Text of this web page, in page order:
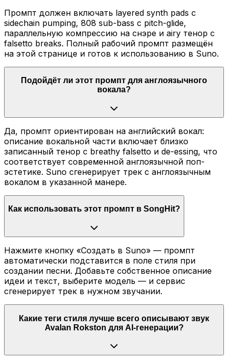
Промпт должен включать layered synth pads с
sidechain pumping, 808 sub-bass с pitch-glide,
параллельную компрессию на снэре и аiry тенор с
falsetto breaks. Полный рабочий промпт размещён
на этой странице и готов к использованию в Suno.
Подойдёт ли этот промпт для англоязычного
вокала?
Да, промпт ориентирован на английский вокал:
описание вокальной части включает близко
записанный тенор с breathy falsetto и de-essing, что
соответствует современной англоязычной поп-
эстетике. Suno сгенерирует трек с англоязычным
вокалом в указанной манере.
Как использовать этот промпт в SongHit?
Нажмите кнопку «Создать в Suno» — промпт
автоматически подставится в поле стиля при
создании песни. Добавьте собственное описание
идеи и текст, выберите модель — и сервис
сгенерирует трек в нужном звучании.
Какие теги стиля лучше всего описывают звук
Avalan Rokston для AI-генерации?